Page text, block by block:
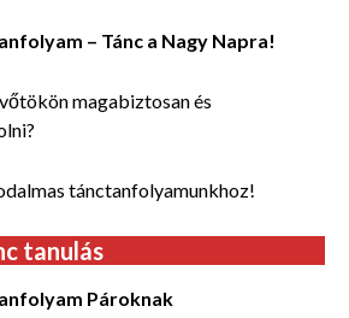
– Tánc a Nagy Napra!
magabiztosan és
tánctanfolyamunkhoz!
tanulás
Pároknak